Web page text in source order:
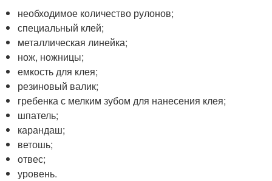
необходимое количество рулонов;
специальный клей;
металлическая линейка;
нож, ножницы;
емкость для клея;
резиновый валик;
гребенка с мелким зубом для нанесения клея;
шпатель;
карандаш;
ветошь;
отвес;
уровень.